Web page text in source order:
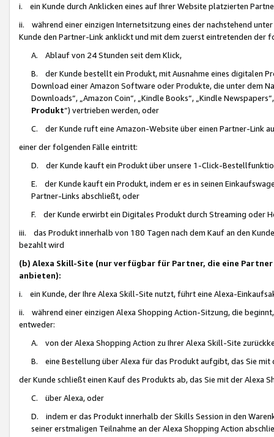
i. ein Kunde durch Anklicken eines auf Ihrer Website platzierten
ii. während einer einzigen Internetsitzung eines der nachstehend
Kunde den Partner-Link anklickt und mit dem zuerst eintretenden der
A. Ablauf von 24 Stunden seit dem Klick,
B. der Kunde bestellt ein Produkt, mit Ausnahme eines digitalen
Download einer Amazon Software oder Produkte, die unter dem
Downloads“, „Amazon Coin“, „Kindle Books“, „Kindle
Produkt“) vertrieben werden, oder
C. der Kunde ruft eine Amazon-Website über einen Partner-Link
einer der folgenden Fälle eintritt:
D. der Kunde kauft ein Produkt über unsere 1-Click-
E. der Kunde kauft ein Produkt, indem er es in seinen
Partner-Links abschließt, oder
F. der Kunde erwirbt ein Digitales Produkt durch Streaming oder
iii. das Produkt innerhalb von 180 Tagen nach dem Kauf an den
bezahlt wird
(b) Alexa Skill-Site (nur verfügbar für Partner, die eine
anbieten):
i. ein Kunde, der Ihre Alexa Skill-Site nutzt, führt eine Alexa-
ii. während einer einzigen Alexa Shopping Action-Sitzung, die
entweder:
A. von der Alexa Shopping Action zu Ihrer Alexa Skill-Site
B. eine Bestellung über Alexa für das Produkt aufgibt, das Sie mit
der Kunde schließt einen Kauf des Produkts ab, das Sie mit der Alexa
C. über Alexa, oder
D. indem er das Produkt innerhalb der Skills Session in den
seiner erstmaligen Teilnahme an der Alexa Shopping Action